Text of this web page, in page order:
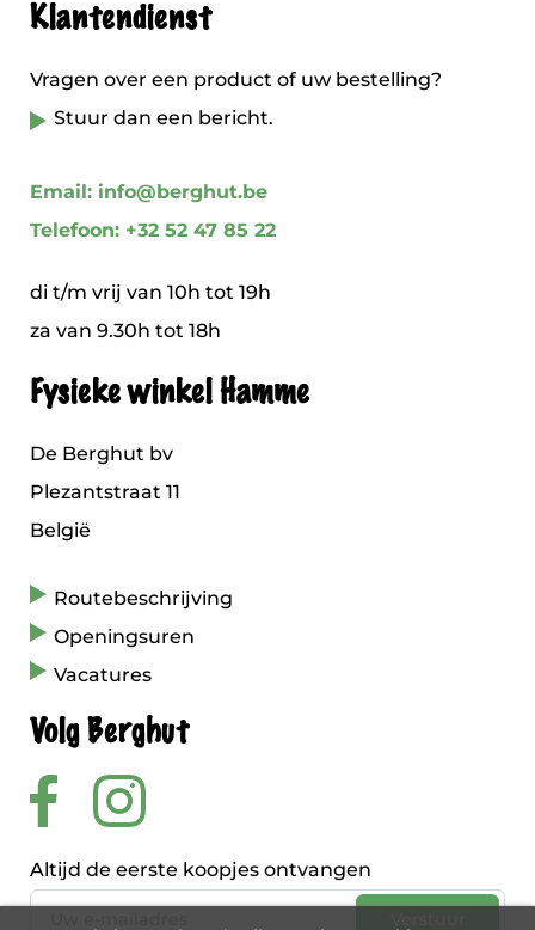
Klantendienst
Vragen over een product of uw bestelling?
Stuur dan een bericht.
Email: info@berghut.be
Telefoon: +32 52 47 85 22
di t/m vrij van 10h tot 19h
za van 9.30h tot 18h
Fysieke winkel Hamme
De Berghut bv
Plezantstraat 11
België
Routebeschrijving
Openingsuren
Vacatures
Volg Berghut
Altijd de eerste koopjes ontvangen